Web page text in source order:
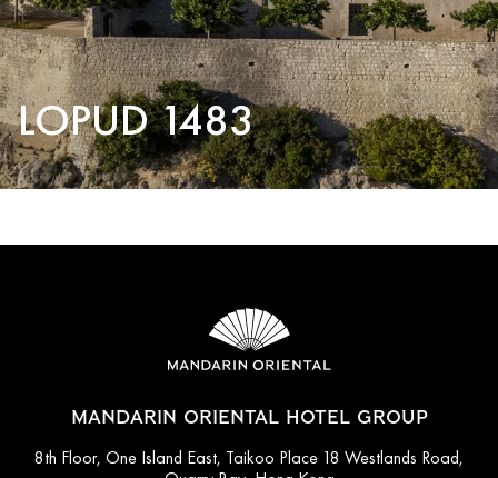
LOPUD 1483
MANDARIN ORIENTAL HOTEL GROUP
8th Floor, One Island East, Taikoo Place 18 Westlands Road,